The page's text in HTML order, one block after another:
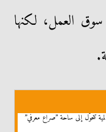
العمل، لكنها
تتحوَّل إلى ساحة ”صراع معرفي”